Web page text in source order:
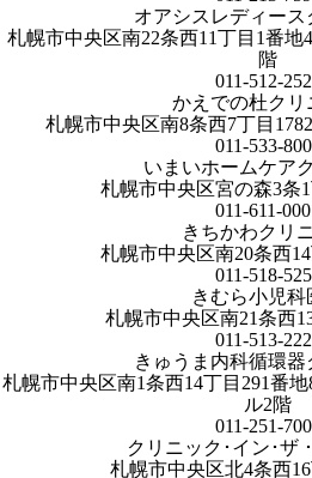
オアシスレディース
札幌市中央区南22条西11丁目1番
階
011-512-
かえでの杜クリ
札幌市中央区南8条西7丁目
011-533-
いまいホームケア
札幌市中央区宮の森3条
011-611-
きちかわクリ
札幌市中央区南20条西
011-518-
きむら小児科
札幌市中央区南21条西
011-513-
きゅうま内科循環器
札幌市中央区南1条西14丁目291番
ル2階
011-251-
クリニック･イン･ザ
札幌市中央区北4条西